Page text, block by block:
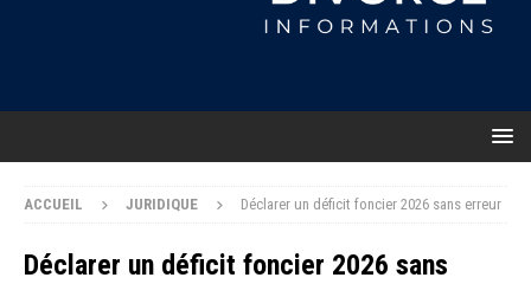
ACCUEIL JURIDIQUE Déclarer un déficit foncier 2026 sans erreur
Déclarer un déficit foncier 2026 sans